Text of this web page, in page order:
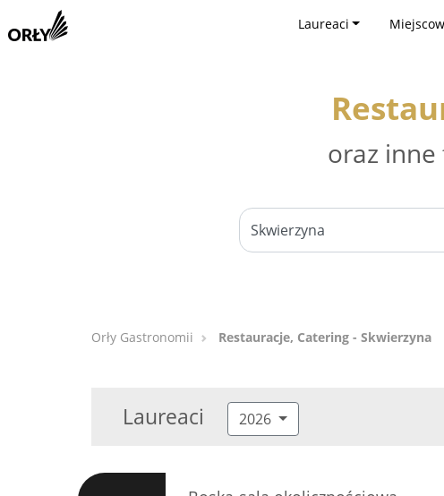
Laureaci
oraz inne
Orły Gastronomii Restauracje, Catering - Skwierzyna
Laureaci 2026